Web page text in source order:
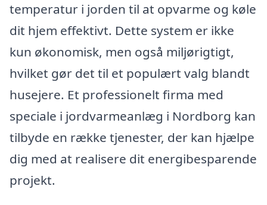
temperatur i jorden til at opvarme og køle
dit hjem effektivt. Dette system er ikke
kun økonomisk, men også miljørigtigt,
hvilket gør det til et populært valg blandt
husejere. Et professionelt firma med
speciale i jordvarmeanlæg i Nordborg kan
tilbyde en række tjenester, der kan hjælpe
dig med at realisere dit energibesparende
projekt.